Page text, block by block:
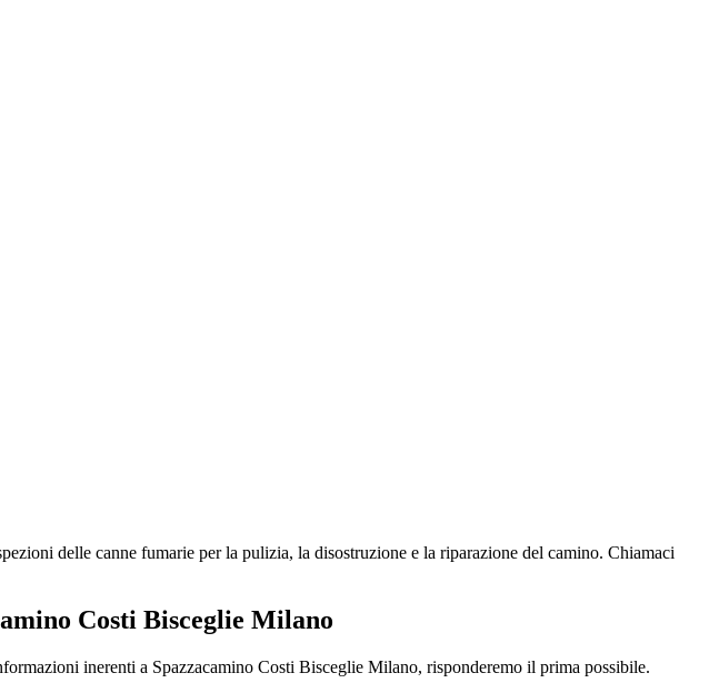
delle canne fumarie per la pulizia, la disostruzione e la riparazione del camino. Chiamaci
Costi Bisceglie Milano